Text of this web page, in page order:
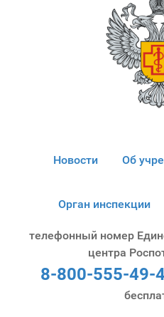
Новости Об
Орган инспекции
телефонный номер
центра
8-800-555-49-